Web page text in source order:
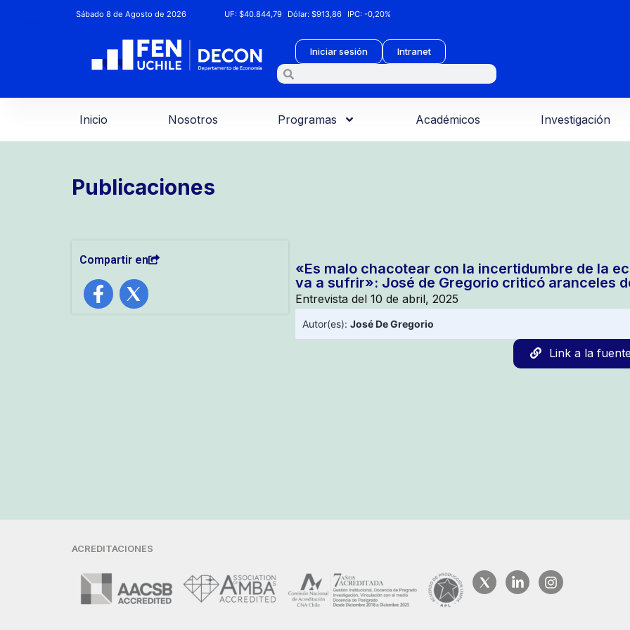
Sábado 8 de Agosto de 2026 UF:$40.844,79 Dólar:$913,86 IPC:-0,20%
Iniciar sesión Intranet
Inicio Nosotros Programas Académicos Investigación
Publicaciones
Compartir en
«Es malo chacotear con la incertidumbre de la
va a sufrir»: José de Gregorio criticó aranceles
Entrevista del 10 de abril, 2025
Autor(es): José De Gregorio
Link a la
ACREDITACIONES